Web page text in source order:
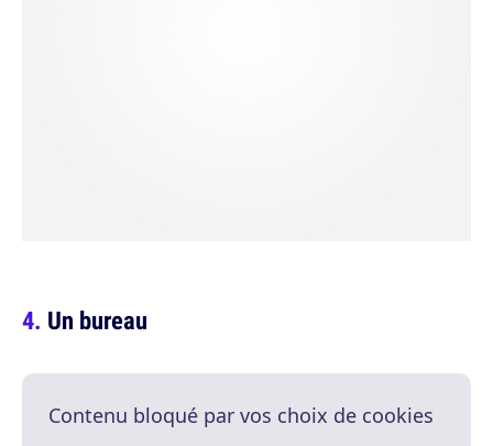
Un bureau
Contenu bloqué par vos choix de cookies